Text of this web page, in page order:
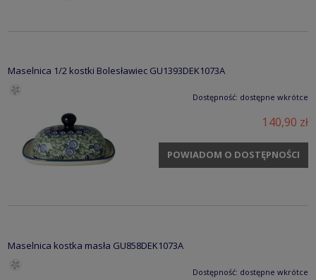
Maselnica 1/2 kostki Bolesławiec GU1393DEK1073A
Dostępność: dostępne wkrótce
140,90 zł
POWIADOM O DOSTĘPNOŚCI
Maselnica kostka masła GU858DEK1073A
Dostępność: dostępne wkrótce